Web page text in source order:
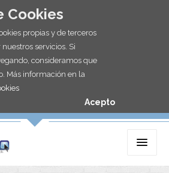
Cookies
propias y de terceros
servicios. Si
consideramos que
Más información en la
Acepto